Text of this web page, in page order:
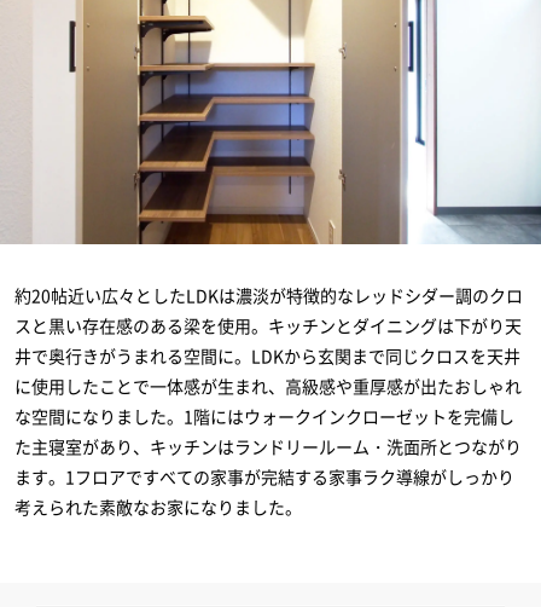
約20帖近い広々としたLDKは濃淡が特徴的なレッドシダー調のクロ
スと黒い存在感のある梁を使用。キッチンとダイニングは下がり天
井で奥行きがうまれる空間に。LDKから玄関まで同じクロスを天井
に使用したことで一体感が生まれ、高級感や重厚感が出たおしゃれ
な空間になりました。1階にはウォークインクローゼットを完備し
た主寝室があり、キッチンはランドリールーム・洗面所とつながり
ます。1フロアですべての家事が完結する家事ラク導線がしっかり
考えられた素敵なお家になりました。